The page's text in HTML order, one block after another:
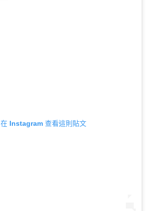
在 Instagram 查看這則貼文